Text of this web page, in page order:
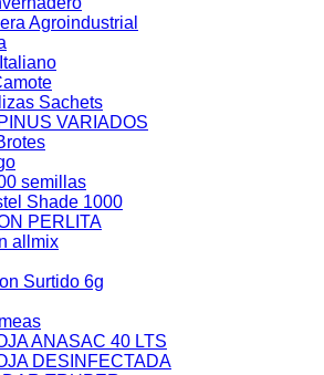
Agroindustrial
Sachets
VARIADOS
semillas
Shade 1000
PERLITA
allmix
Surtido 6g
ANASAC 40 LTS
DESINFECTADA